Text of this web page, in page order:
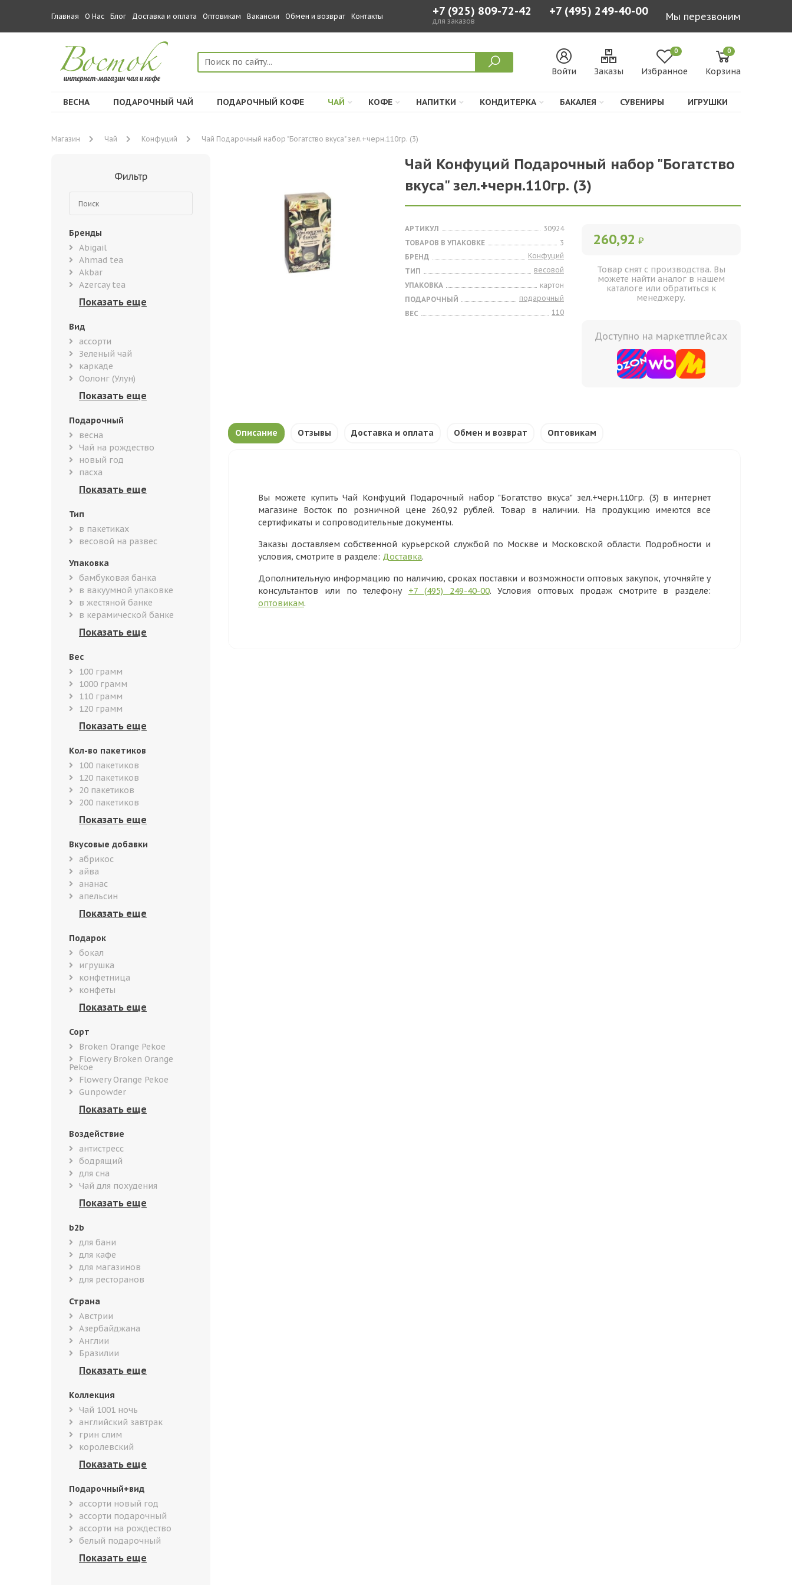
Главная О Нас Блог Доставка и оплата Оптовикам Вакансии Обмен и возврат Контакты +7 (925) 809-72-42
для заказов
+7 (495) 249-40-00 Мы перезвоним
Войти Заказы
0
Избранное
0
Корзина
ВЕСНА ПОДАРОЧНЫЙ ЧАЙ ПОДАРОЧНЫЙ КОФЕ ЧАЙ КОФЕ НАПИТКИ КОНДИТЕРКА БАКАЛЕЯ СУВЕНИРЫ ИГРУШКИ
Магазин Чай Конфуций Чай Подарочный набор "Богатство вкуса" зел.+черн.110гр. (3)
Фильтр
Бренды
Abigail
Ahmad tea
Akbar
Azercay tea
Вид
ассорти
Зеленый чай
каркаде
Оолонг (Улун)
Подарочный
весна
Чай на рождество
новый год
пасха
Тип
в пакетиках
весовой на развес
Упаковка
бамбуковая банка
в вакуумной упаковке
в жестяной банке
в керамической банке
Вес
100 грамм
1000 грамм
110 грамм
120 грамм
Кол-во пакетиков
100 пакетиков
120 пакетиков
20 пакетиков
200 пакетиков
Вкусовые добавки
абрикос
айва
ананас
апельсин
Подарок
бокал
игрушка
конфетница
конфеты
Сорт
Broken Orange Pekoe
Flowery Broken Orange
Pekoe
Flowery Orange Pekoe
Gunpowder
Воздействие
антистресс
бодрящий
для сна
Чай для похудения
b2b
для бани
для кафе
для магазинов
для ресторанов
Страна
Австрии
Азербайджана
Англии
Бразилии
Коллекция
Чай 1001 ночь
английский завтрак
грин слим
королевский
Подарочный+вид
ассорти новый год
ассорти подарочный
ассорти на рождество
белый подарочный
Чай Конфуций Подарочный набор "Богатство
вкуса" зел.+черн.110гр. (3)
АРТИКУЛ
30924
ТОВАРОВ В УПАКОВКЕ
3
БРЕНД
Конфуций
ТИП
весовой
УПАКОВКА
картон
ПОДАРОЧНЫЙ
подарочный
ВЕС
110
260,92 ₽
Товар снят с производства. Вы
можете найти аналог в нашем
каталоге или обратиться к
менеджеру.
Доступно на маркетплейсах
Описание Отзывы Доставка и оплата Обмен и возврат Оптовикам
Вы можете купить Чай Конфуций Подарочный набор "Богатство вкуса" зел.+черн.110гр. (3) в интернет
магазине Восток по розничной цене 260,92 рублей. Товар в наличии. На продукцию имеются все
сертификаты и сопроводительные документы.
Заказы доставляем собственной курьерской службой по Москве и Московской области. Подробности и
условия, смотрите в разделе: Доставка.
Дополнительную информацию по наличию, сроках поставки и возможности оптовых закупок, уточняйте у
консультантов или по телефону +7 (495) 249-40-00. Условия оптовых продаж смотрите в разделе:
оптовикам.